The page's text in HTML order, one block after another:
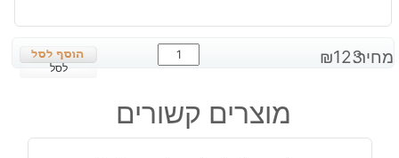
מחיר: ₪123
כמות
של
גלם
חום
לסל
מוצרים קשורים